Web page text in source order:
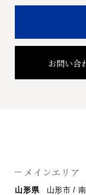
お問い合
メインエリア
山形県
山形市 /